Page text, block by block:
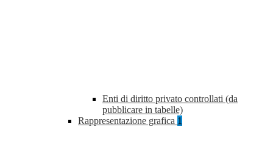
Enti di diritto privato controllati (da
pubblicare in tabelle)
Rappresentazione grafica 1